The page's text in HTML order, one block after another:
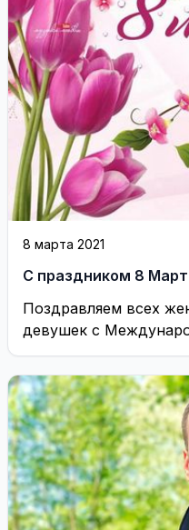
8 марта 2021
С праздником 8
Поздравляем всех
девушек с